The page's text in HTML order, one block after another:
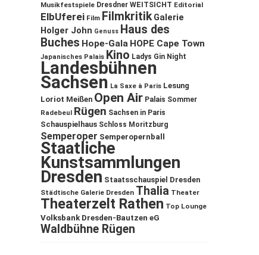
Musikfestspiele Dresdner WEITSICHT Editorial
ElbUferei Film Filmkritik Galerie
Holger John Genuss Haus des
Buches Hope-Gala HOPE Cape Town
Japanisches Palais Kino Ladys Gin Night
Landesbühnen
Sachsen La Saxe à Paris Lesung
Loriot Meißen Open Air Palais Sommer
Radebeul Rügen Sachsen in Paris
Schauspielhaus Schloss Moritzburg
Semperoper Semperopernball
Staatliche
Kunstsammlungen
Dresden Staatsschauspiel Dresden
Städtische Galerie Dresden Thalia Theater
Theaterzelt Rathen Top Lounge
Volksbank Dresden-Bautzen eG
Waldbühne Rügen